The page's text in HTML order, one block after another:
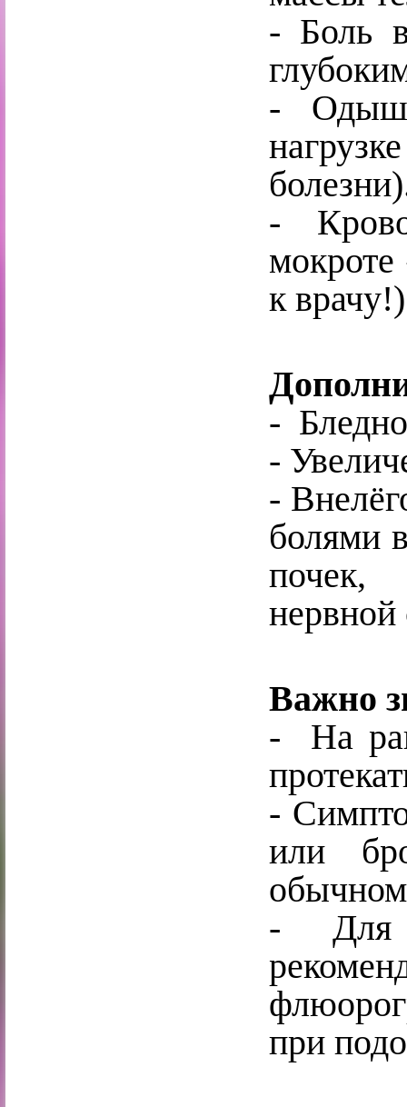
- Боль
-
-
к
-
-
-
болями
почек,
Важно
- На
-
или
- Для
при